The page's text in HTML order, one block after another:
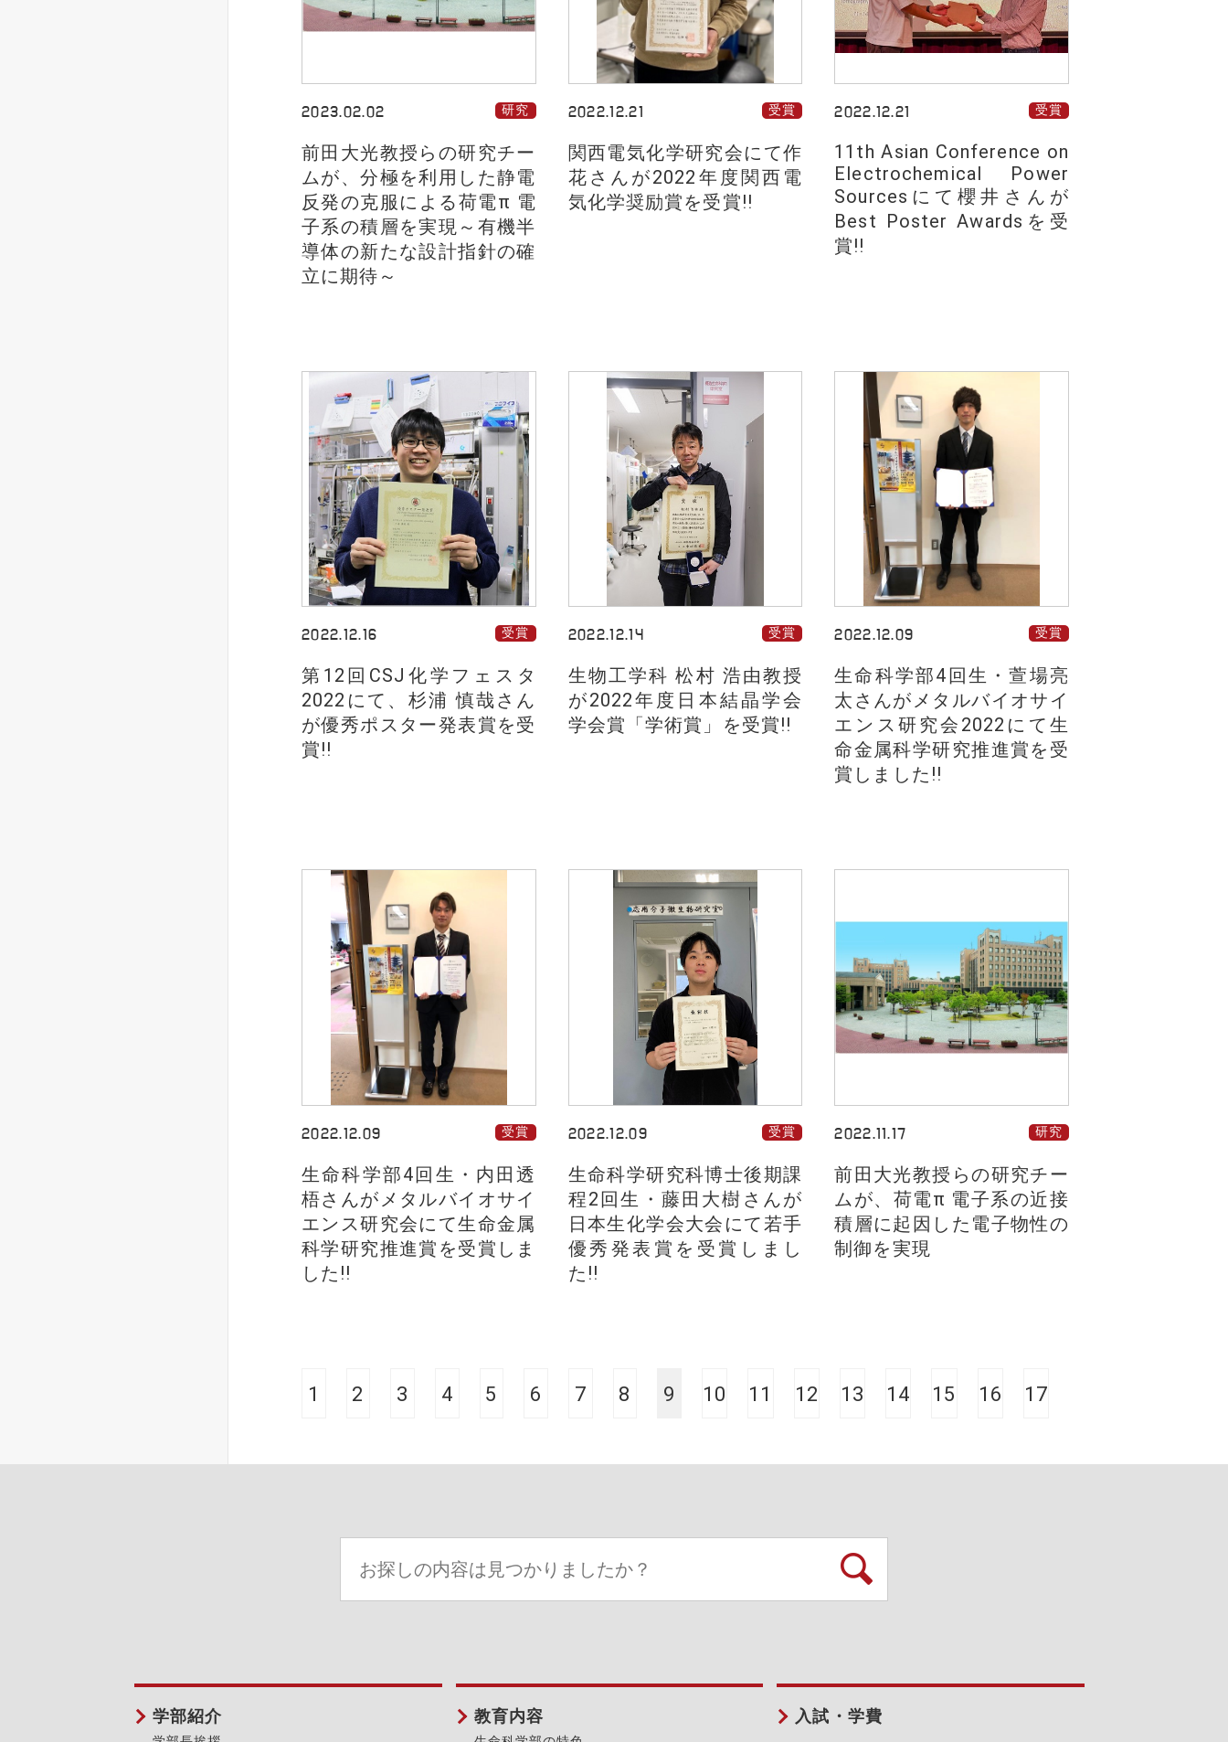
2023.02.02 研究
前田大光教授らの研究チー
ムが、分極を利用した静電
反発の克服による荷電π 電
子系の積層を実現～有機半
導体の新たな設計指針の確
立に期待～
2022.12.21 受賞
関西電気化学研究会にて作
花さんが2022年度関西電
気化学奨励賞を受賞!!
2022.12.21 受賞
11th Asian Conference on
Electrochemical Power
Sourcesにて櫻井さんが
Best Poster Awardsを受
賞!!
2022.12.16 受賞
第12回CSJ化学フェスタ
2022にて、杉浦 慎哉さん
が優秀ポスター発表賞を受
賞!!
2022.12.14 受賞
生物工学科 松村 浩由教授
が2022年度日本結晶学会
学会賞「学術賞」を受賞!!
2022.12.09 受賞
生命科学部4回生・萱場亮
太さんがメタルバイオサイ
エンス研究会2022にて生
命金属科学研究推進賞を受
賞しました!!
2022.12.09 受賞
生命科学部4回生・内田透
梧さんがメタルバイオサイ
エンス研究会にて生命金属
科学研究推進賞を受賞しま
した!!
2022.12.09 受賞
生命科学研究科博士後期課
程2回生・藤田大樹さんが
日本生化学会大会にて若手
優秀発表賞を受賞しまし
た!!
2022.11.17 研究
前田大光教授らの研究チー
ムが、荷電π 電子系の近接
積層に起因した電子物性の
制御を実現
1 2 3 4 5 6 7 8 9 10 11 12 13 14 15 16 17
学部紹介 教育内容 入試・学費